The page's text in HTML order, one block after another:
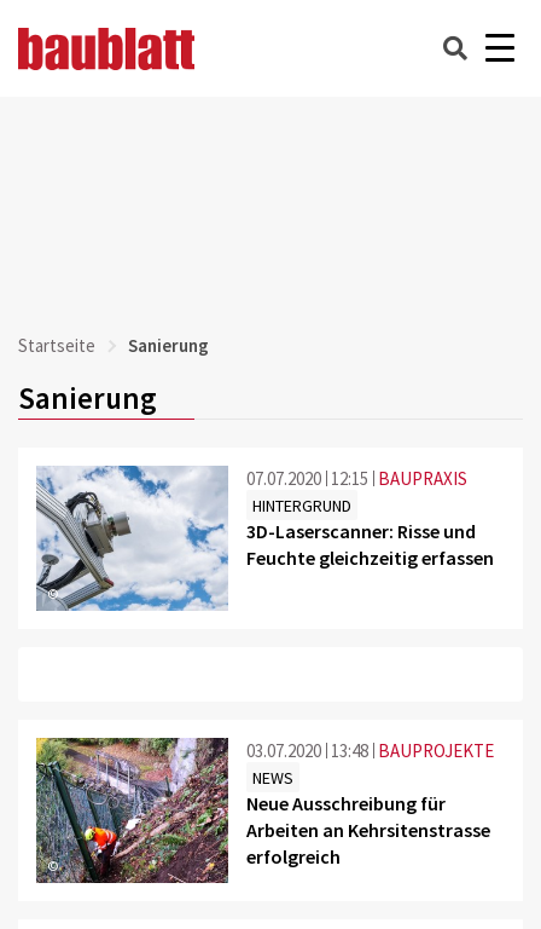
Startseite Sanierung
Sanierung
©
07.07.2020 12:15 BAUPRAXIS
HINTERGRUND
3D-Laserscanner: Risse und
Feuchte gleichzeitig erfassen
©
03.07.2020 13:48 BAUPROJEKTE
NEWS
Neue Ausschreibung für
Arbeiten an Kehrsitenstrasse
erfolgreich